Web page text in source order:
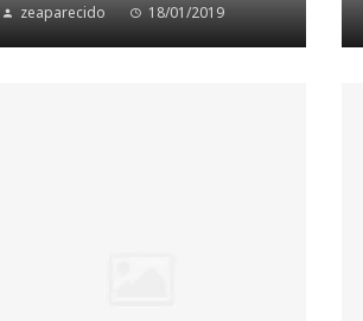
zeaparecido 18/01/2019